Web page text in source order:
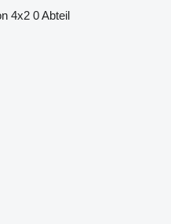
4x2 0 Abteil